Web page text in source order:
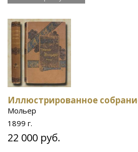
Иллюстрированное
Мольер
1899 г.
22 000 руб.